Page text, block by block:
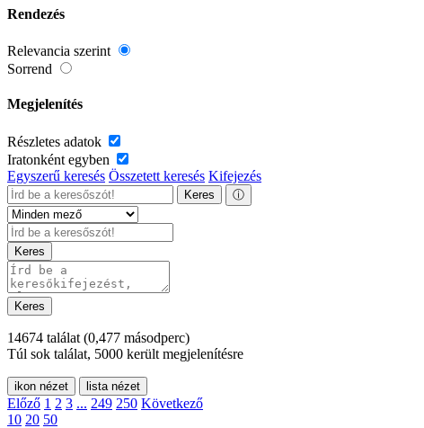
Rendezés
Relevancia szerint
Sorrend
Megjelenítés
Részletes adatok
Iratonként egyben
Egyszerű keresés Összetett keresés Kifejezés
Keres ⓘ
Keres
Keres
14674 találat (0,477 másodperc)
Túl sok találat, 5000 került megjelenítésre
ikon nézet lista nézet
Előző 1 2 3 ... 249 250 Következő
10 20 50